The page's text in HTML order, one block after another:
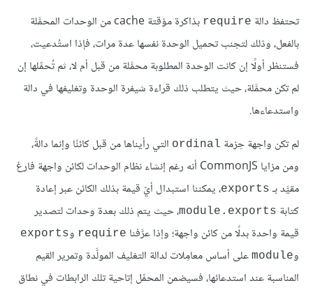
تحتفظ دالة require
بذاكرة مؤقتة cache من الوحدات المحمَّلة
بالفعل، وذلك لتجنب تحميل الوحدة نفسها عدة مرات، فإذا استُدعيت،
فستنظر أولًا إن كانت الوحدة المطلوبة محمَّلة من قبل أم لا، ثم تُحمِّلها إن
لم تكن محمَّلة، حيث يتطلب ذلك قراءة شيفرة الوحدة وتغليفها في دالة
واستدعاءها.
لم تكن واجهة حِزمة ordinal التي رأيناها من قبل كائنًا وإنما دالةً،
ومن مزايا CommonJS أنه رغم إنشاء نظام الوحدات لكائن واجهة فارغ
مقيَّد بـ exports، يمكننا استبدال أيّ قيمة بذلك الكائن عبر إعادة
كتابة module.exports، حيث يتم ذلك بعدة وحدات لتصدير
قيمة واحدة بدلًا من كائن واجهة؛ وإذا عرَّفنا require وexports
وmodule على أساس معامِلات لدالة التغليف المولَّدة وتمرير القيم
المناسبة عند استدعائها، فسيضمن المحمِّل إتاحية تلك الرابطات في نطاق